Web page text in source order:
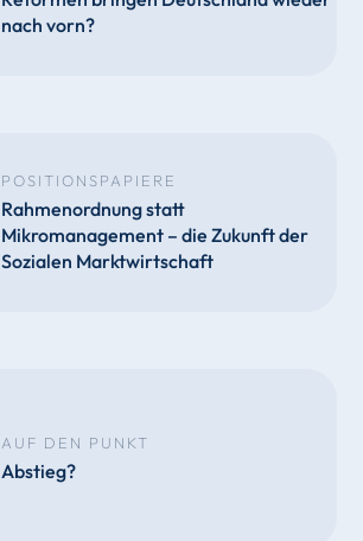
nach vorn?
POSITIONSPAPIERE
Rahmenordnung statt
Mikromanagement – die Zukunft der
Sozialen Marktwirtschaft
AUF DEN PUNKT
Abstieg?